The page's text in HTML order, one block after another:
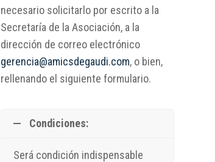
necesario solicitarlo por escrito a la
Secretaría de la Asociación, a la
dirección de correo electrónico
gerencia@amicsdegaudi.com, o bien,
rellenando el siguiente formulario.
Condiciones:
Será condición indispensable